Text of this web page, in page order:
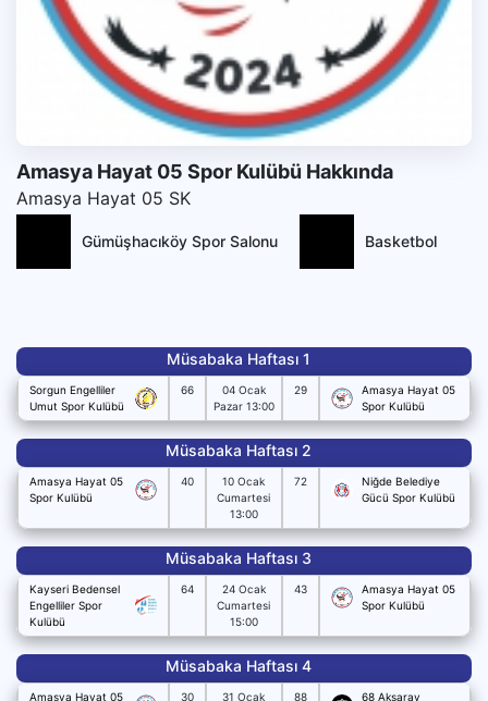
Amasya Hayat 05 Spor Kulübü Hakkında
Amasya Hayat 05 SK
Gümüşhacıköy Spor Salonu Basketbol
Müsabaka Haftası 1
Sorgun Engelliler
Umut Spor Kulübü
66
04 Ocak
Pazar 13:00
29
Amasya Hayat 05
Spor Kulübü
Müsabaka Haftası 2
Amasya Hayat 05
Spor Kulübü
40
10 Ocak
Cumartesi
13:00
72
Niğde Belediye
Gücü Spor Kulübü
Müsabaka Haftası 3
Kayseri Bedensel
Engelliler Spor
Kulübü
64
24 Ocak
Cumartesi
15:00
43
Amasya Hayat 05
Spor Kulübü
Müsabaka Haftası 4
Amasya Hayat 05
30
31 Ocak
88
68 Aksaray